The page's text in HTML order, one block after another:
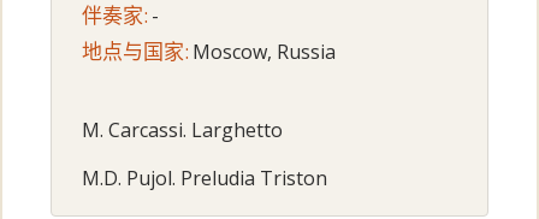
伴奏家: -
地点与国家: Moscow, Russia
M. Carcassi. Larghetto
M.D. Pujol. Preludia Triston